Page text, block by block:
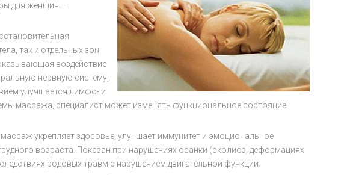
для женщин –
так и отдельных зон
воздействие
нервную систему,
улучшается лимфо- и
массажа, специалист может изменять функциональное состояние
укрепляет здоровье, улучшает иммунитет и эмоциональное
возраста. Показан при нарушениях осанки (сколиоз, деформациях
родовых травм с нарушением двигательной функции.